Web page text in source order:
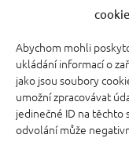
Abychom mohli
ukládání informací o
jako jsou soubory
umožní zpracovávat
jedinečné ID na těchto
odvolání může
© 2026 English With
Všechna práva
staráSoftmedia |